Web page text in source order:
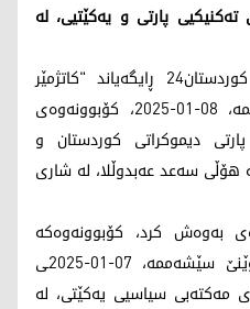
پارتی و یەکێتیی، لە
نەورەس عەبدوڵلا، پەیامنێری کوردستان24 ڕایگەیاند "کاتژمێر
03:00ـی دوانیوەڕۆی چوارشەممە، 08-01-2025، کۆبوونەوەی
دیموکراتی کوردستان و
هۆڵی سەعد عەبدوڵلا، لە شاری
ئاماژەی بەوەش کرد، کۆبوونەوەکە
تەواوکەری کۆبوونەوەکەی دوێنێ سێشەممە، 07-01-2025ـی
مەکتەبی سیاسیی یەکێتی، لە